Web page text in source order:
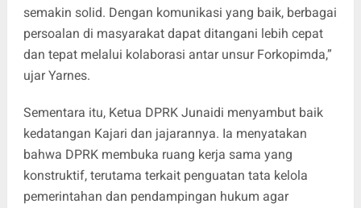
semakin solid. Dengan komunikasi yang baik, berbagai
persoalan di masyarakat dapat ditangani lebih cepat
dan tepat melalui kolaborasi antar unsur Forkopimda,”
ujar Yarnes.
Sementara itu, Ketua DPRK Junaidi menyambut baik
kedatangan Kajari dan jajarannya. Ia menyatakan
bahwa DPRK membuka ruang kerja sama yang
konstruktif, terutama terkait penguatan tata kelola
pemerintahan dan pendampingan hukum agar